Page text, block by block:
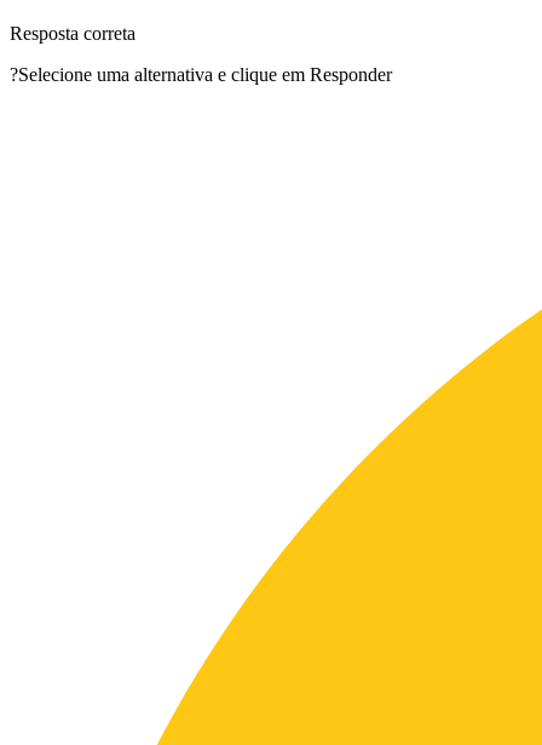
Resposta correta
?Selecione uma alternativa e clique em Responder